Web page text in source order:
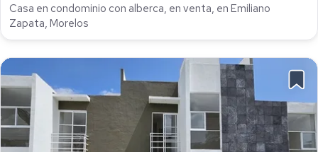
Casa en condominio con alberca, en venta, en Emiliano
Zapata, Morelos